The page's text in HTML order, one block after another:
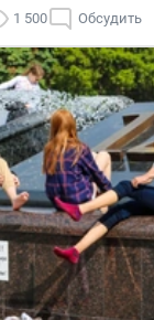
1 500 Обсудить